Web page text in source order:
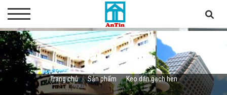
Sản phẩm
Trang chủ Sản phẩm Keo dán gạch hen